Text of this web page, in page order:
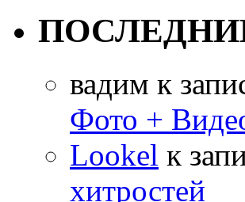
вадим к
Фото +
Lookel к
хитростей